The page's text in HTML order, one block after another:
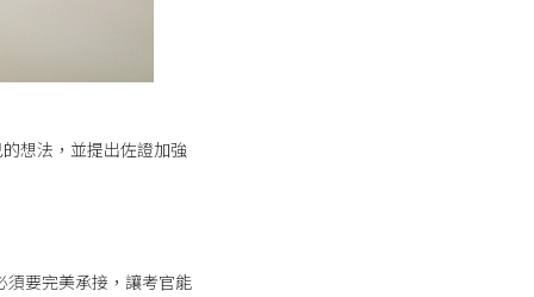
想法，並提出佐證加強
須要完美承接，讓考官能